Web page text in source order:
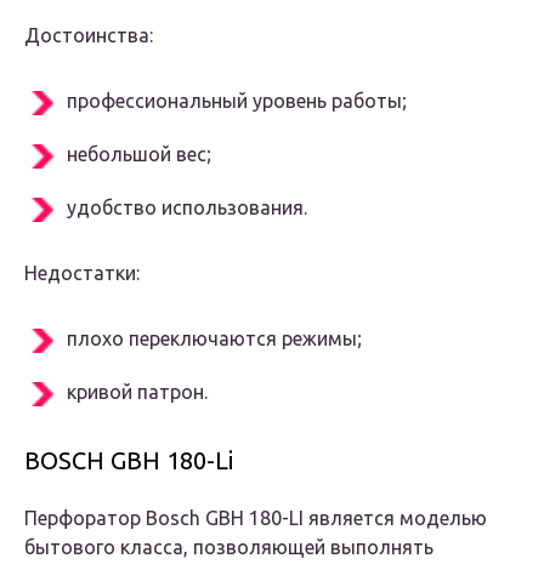
Достоинства:
профессиональный уровень работы;
небольшой вес;
удобство использования.
Недостатки:
плохо переключаются режимы;
кривой патрон.
BOSCH GBH 180-Li
Перфоратор Bosch GBH 180-LI является моделью
бытового класса, позволяющей выполнять